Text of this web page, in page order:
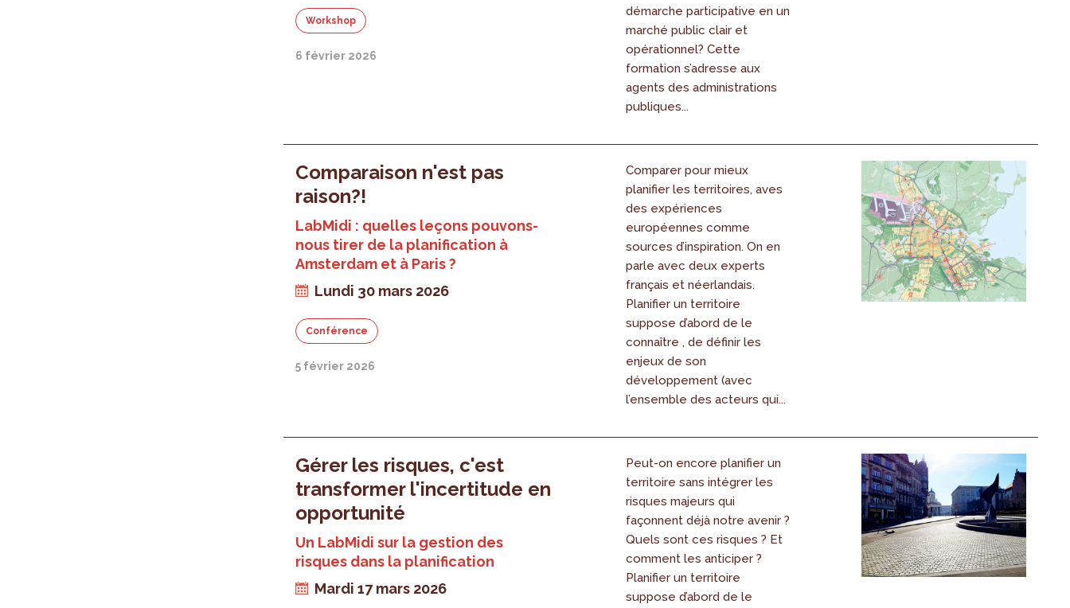
Workshop
6 février 2026
démarche participative en un
marché public clair et
opérationnel? Cette
formation s’adresse aux
agents des administrations
publiques...
Comparaison n'est pas
raison?!
LabMidi : quelles leçons pouvons-
nous tirer de la planification à
Amsterdam et à Paris ?
Lundi 30 mars 2026
Conférence
5 février 2026
Comparer pour mieux
planifier les territoires, aves
des expériences
européennes comme
sources d’inspiration. On en
parle avec deux experts
français et néerlandais.
Planifier un territoire
suppose d’abord de le
connaître , de définir les
enjeux de son
développement (avec
l’ensemble des acteurs qui...
Gérer les risques, c'est
transformer l'incertitude en
opportunité
Un LabMidi sur la gestion des
risques dans la planification
Mardi 17 mars 2026
Peut-on encore planifier un
territoire sans intégrer les
risques majeurs qui
façonnent déjà notre avenir ?
Quels sont ces risques ? Et
comment les anticiper ?
Planifier un territoire
suppose d’abord de le